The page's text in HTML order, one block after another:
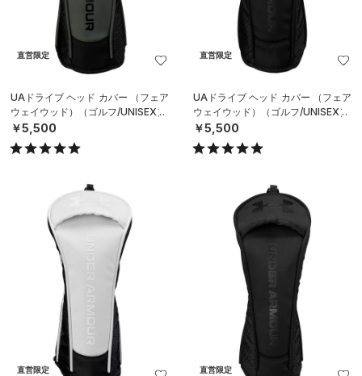
直営限定
UAドライブ ヘッド カバー （フェア
ウェイウッド）（ゴルフ/UNISEX）
￥5,500
直営限定
UAドライブ ヘッド カバー （フェア
ウェイウッド）（ゴルフ/UNISEX）
￥5,500
直営限定 直営限定